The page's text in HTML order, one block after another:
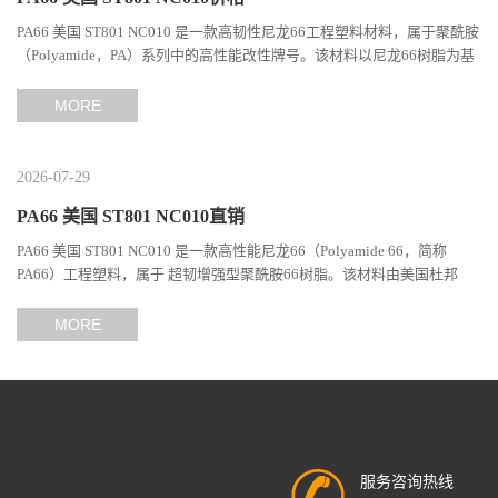
PA66 美国 ST801 NC010 是一款高韧性尼龙66工程塑料材料，属于聚酰胺
（Polyamide，PA）系列中的高性能改性牌号。该材料以尼龙66树脂为基
MORE
2026-07-29
PA66 美国 ST801 NC010直销
PA66 美国 ST801 NC010 是一款高性能尼龙66（Polyamide 66，简称
PA66）工程塑料，属于 超韧增强型聚酰胺66树脂。该材料由美国杜邦
MORE
服务咨询热线